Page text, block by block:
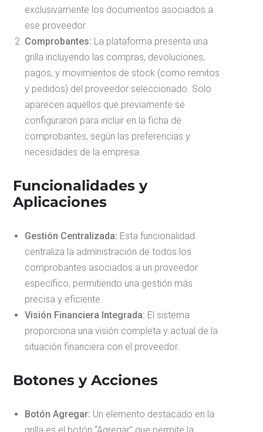
exclusivamente los documentos asociados a
ese proveedor.
Comprobantes: La plataforma presenta una
grilla incluyendo las compras, devoluciones,
pagos, y movimientos de stock (como remitos
y pedidos) del proveedor seleccionado. Solo
aparecen aquellos que previamente se
configuraron para incluir en la ficha de
comprobantes, según las preferencias y
necesidades de la empresa.
Funcionalidades y
Aplicaciones
Gestión Centralizada: Esta funcionalidad
centraliza la administración de todos los
comprobantes asociados a un proveedor
específico, permitiendo una gestión más
precisa y eficiente.
Visión Financiera Integrada: El sistema
proporciona una visión completa y actual de la
situación financiera con el proveedor.
Botones y Acciones
Botón Agregar: Un elemento destacado en la